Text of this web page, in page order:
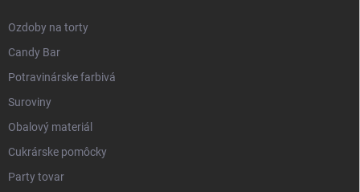
Ozdoby na torty
Candy Bar
Potravinárske farbivá
Suroviny
Obalový materiál
Cukrárske pomôcky
Party tovar